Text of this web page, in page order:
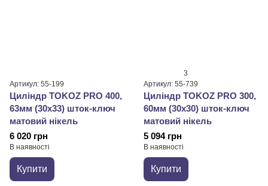
Артикул: 55-199
Циліндр TOKOZ PRO 400,
63мм (30x33) шток-ключ
матовий нікель
6 020 грн
В наявності
Купити
3
Артикул: 55-739
Циліндр TOKOZ PRO 300,
60мм (30x30) шток-ключ
матовий нікель
5 094 грн
В наявності
Купити